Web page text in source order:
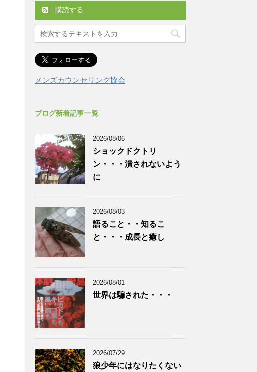
購読する
メンズカウンセリング協会
ブログ新着記事一覧
2026/08/06
ショックドクトリ
ン・・・潰されないよう
に
2026/08/03
語ること・・知るこ
と・・・成長と癒し
2026/08/01
世界は騙された・・・
2026/07/29
狼少年にはなりたくない